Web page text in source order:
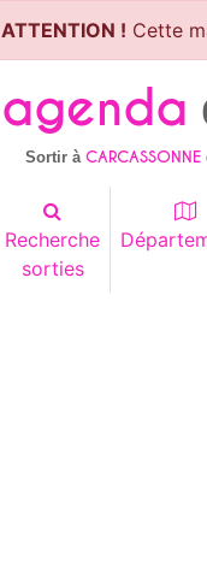
ATTENTION ! Cette
agenda
Sortir àCARCASSONNE
Recherche
sorties